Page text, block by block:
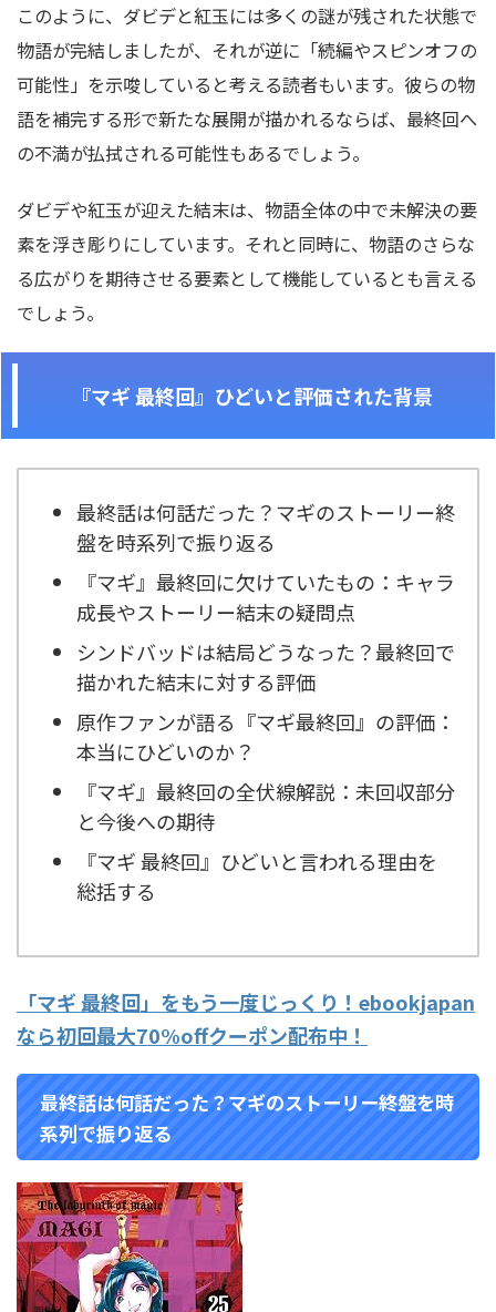
このように、ダビデと紅玉には多くの謎が残された状態で
物語が完結しましたが、それが逆に「続編やスピンオフの
可能性」を示唆していると考える読者もいます。彼らの物
語を補完する形で新たな展開が描かれるならば、最終回へ
の不満が払拭される可能性もあるでしょう。
ダビデや紅玉が迎えた結末は、物語全体の中で未解決の要
素を浮き彫りにしています。それと同時に、物語のさらな
る広がりを期待させる要素として機能しているとも言える
でしょう。
『マギ 最終回』ひどいと評価された背景
最終話は何話だった？マギのストーリー終
盤を時系列で振り返る
『マギ』最終回に欠けていたもの：キャラ
成長やストーリー結末の疑問点
シンドバッドは結局どうなった？最終回で
描かれた結末に対する評価
原作ファンが語る『マギ最終回』の評価：
本当にひどいのか？
『マギ』最終回の全伏線解説：未回収部分
と今後への期待
『マギ最終回』ひどいと言われる理由を
総括する
「マギ 最終回」をもう一度じっくり！ ebookjapan
なら初回最大70%offクーポン配布中！
最終話は何話だった？マギのストーリー終盤を時
系列で振り返る